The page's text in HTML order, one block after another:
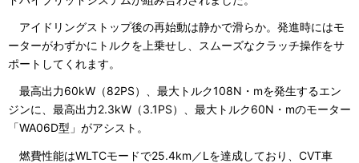
アイドリングストップ後の再始動は静かで滑らか。発進時にはモ
ーターがわずかにトルクを上乗せし、スムーズなクラッチ操作をサ
ポートしてくれます。
最高出力60kW（82PS）、最大トルク108N・mを発生するエン
ジンに、最高出力2.3kW（3.1PS）、最大トルク60N・mのモーター
「WA06D型」がアシスト。
燃費性能はWLTCモードで25.4km／Lを達成しており、CVT車